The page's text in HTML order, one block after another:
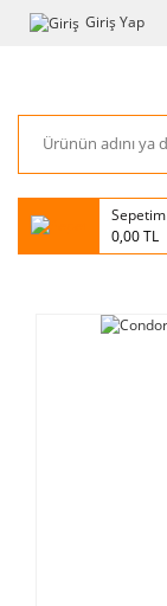
Giriş Yap
Sepetim
0,00 TL